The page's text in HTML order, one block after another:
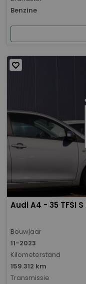
Benzine
Audi A4 - 35 TFSI
Bouwjaar
11-2023
Kilometerstand
159.312 km
Transmissie